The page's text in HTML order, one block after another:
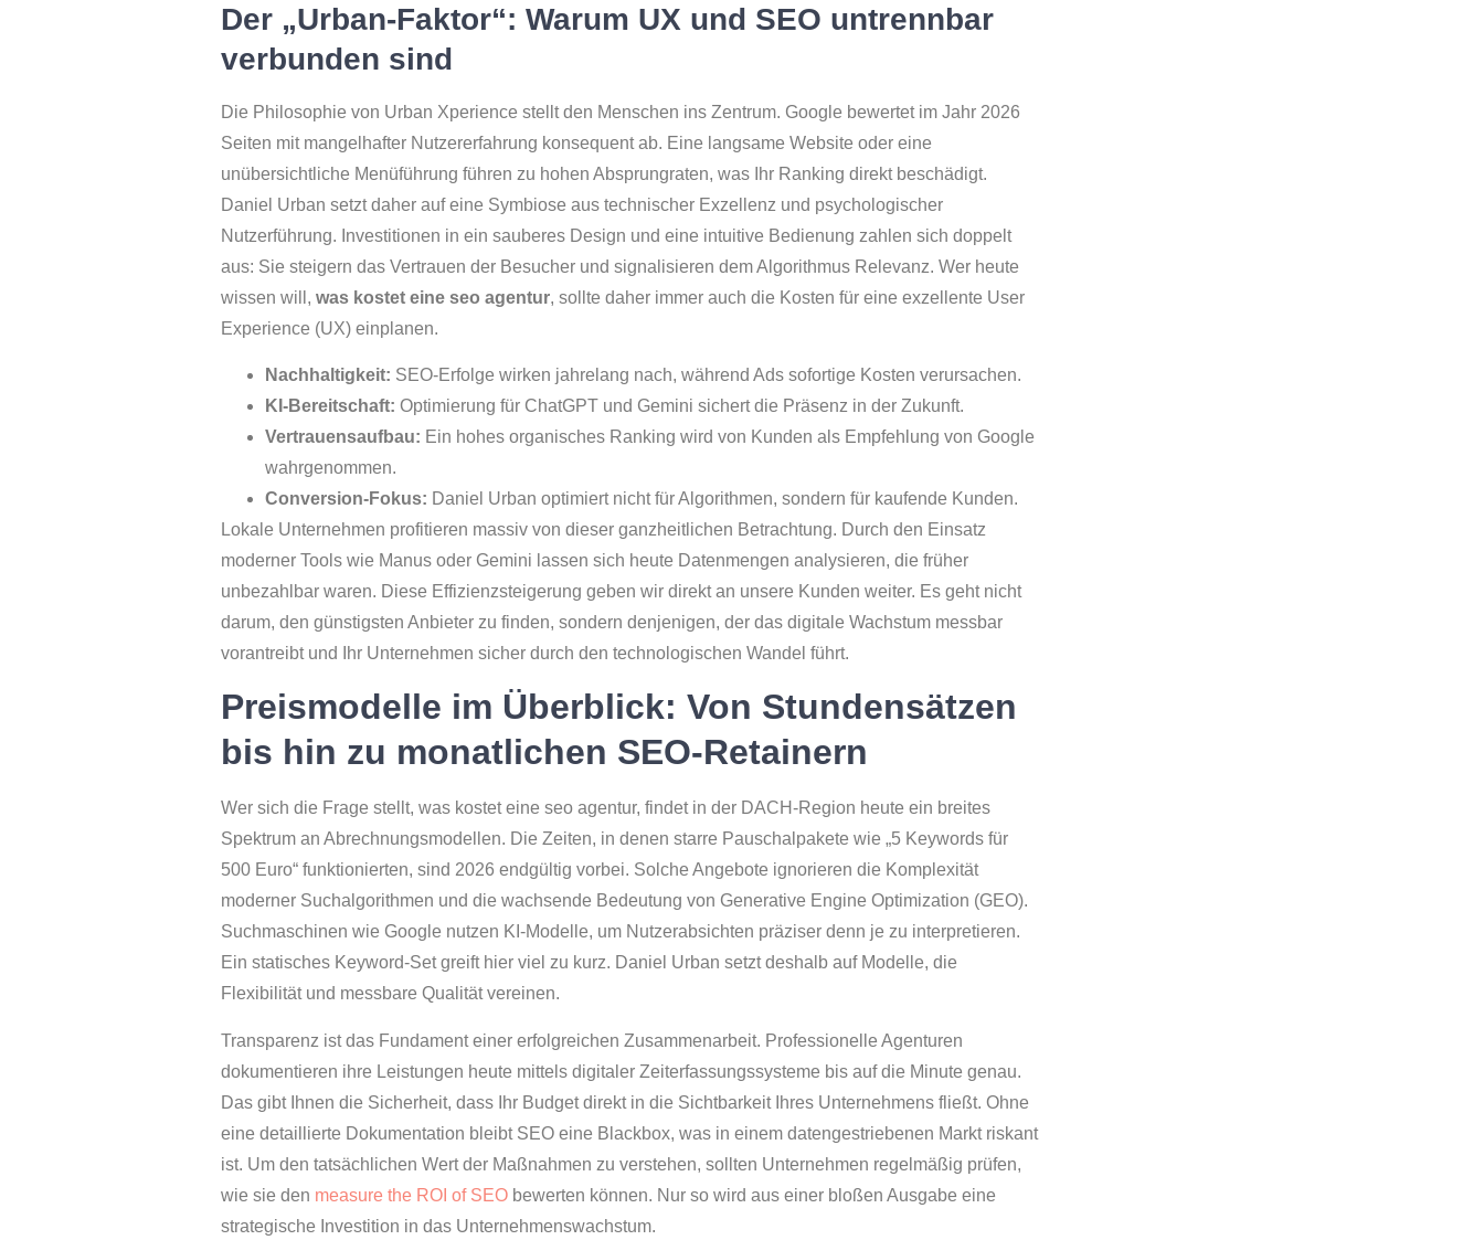
Der „Urban-Faktor“: Warum UX und SEO untrennbar
verbunden sind
Die Philosophie von Urban Xperience stellt den Menschen ins Zentrum. Google bewertet im Jahr 2026
Seiten mit mangelhafter Nutzererfahrung konsequent ab. Eine langsame Website oder eine
unübersichtliche Menüführung führen zu hohen Absprungraten, was Ihr Ranking direkt beschädigt.
Daniel Urban setzt daher auf eine Symbiose aus technischer Exzellenz und psychologischer
Nutzerführung. Investitionen in ein sauberes Design und eine intuitive Bedienung zahlen sich doppelt
aus: Sie steigern das Vertrauen der Besucher und signalisieren dem Algorithmus Relevanz. Wer heute
wissen will, was kostet eine seo agentur, sollte daher immer auch die Kosten für eine exzellente User
Experience (UX) einplanen.
Nachhaltigkeit: SEO-Erfolge wirken jahrelang nach, während Ads sofortige Kosten verursachen.
KI-Bereitschaft: Optimierung für ChatGPT und Gemini sichert die Präsenz in der Zukunft.
Vertrauensaufbau: Ein hohes organisches Ranking wird von Kunden als Empfehlung von Google
wahrgenommen.
Conversion-Fokus: Daniel Urban optimiert nicht für Algorithmen, sondern für kaufende Kunden.
Lokale Unternehmen profitieren massiv von dieser ganzheitlichen Betrachtung. Durch den Einsatz
moderner Tools wie Manus oder Gemini lassen sich heute Datenmengen analysieren, die früher
unbezahlbar waren. Diese Effizienzsteigerung geben wir direkt an unsere Kunden weiter. Es geht nicht
darum, den günstigsten Anbieter zu finden, sondern denjenigen, der das digitale Wachstum messbar
vorantreibt und Ihr Unternehmen sicher durch den technologischen Wandel führt.
Preismodelle im Überblick: Von Stundensätzen
bis hin zu monatlichen SEO-Retainern
Wer sich die Frage stellt, was kostet eine seo agentur, findet in der DACH-Region heute ein breites
Spektrum an Abrechnungsmodellen. Die Zeiten, in denen starre Pauschalpakete wie „5 Keywords für
500 Euro“ funktionierten, sind 2026 endgültig vorbei. Solche Angebote ignorieren die Komplexität
moderner Suchalgorithmen und die wachsende Bedeutung von Generative Engine Optimization (GEO).
Suchmaschinen wie Google nutzen KI-Modelle, um Nutzerabsichten präziser denn je zu interpretieren.
Ein statisches Keyword-Set greift hier viel zu kurz. Daniel Urban setzt deshalb auf Modelle, die
Flexibilität und messbare Qualität vereinen.
Transparenz ist das Fundament einer erfolgreichen Zusammenarbeit. Professionelle Agenturen
dokumentieren ihre Leistungen heute mittels digitaler Zeiterfassungssysteme bis auf die Minute genau.
Das gibt Ihnen die Sicherheit, dass Ihr Budget direkt in die Sichtbarkeit Ihres Unternehmens fließt. Ohne
eine detaillierte Dokumentation bleibt SEO eine Blackbox, was in einem datengestriebenen Markt riskant
ist. Um den tatsächlichen Wert der Maßnahmen zu verstehen, sollten Unternehmen regelmäßig prüfen,
wie sie den measure the ROI of SEObewerten können. Nur so wird aus einer bloßen Ausgabe eine
strategische Investition in das Unternehmenswachstum.